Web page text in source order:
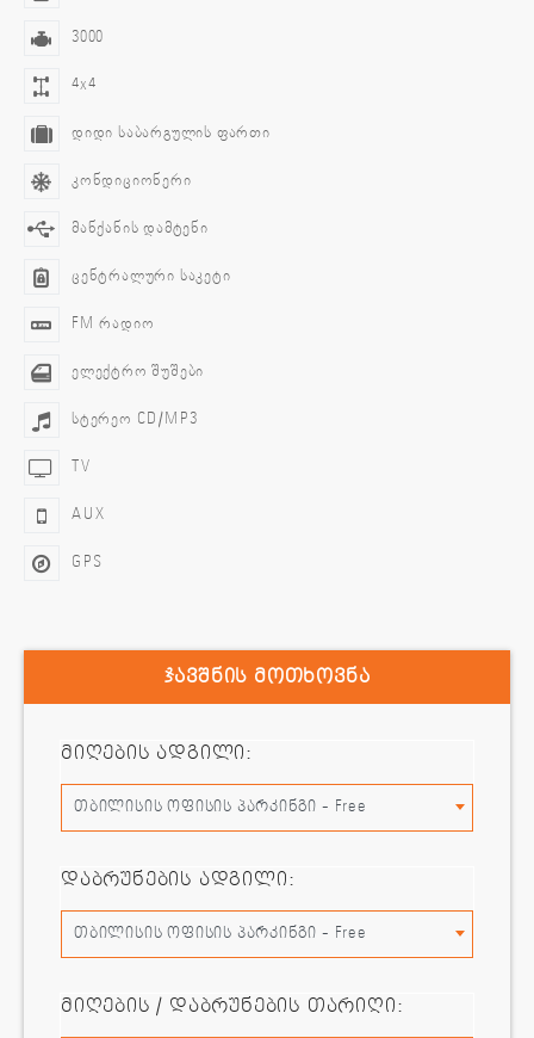
3000
4x4
დიდი საბარგულის ფართი
კონდიციონერი
მანქანის დამტენი
ცენტრალური საკეტი
FM რადიო
ელექტრო შუშები
სტერეო CD/MP3
TV
AUX
GPS
ჯავშნის მოთხოვნა
მიღების ადგილი:
თბილისის ოფისის პარკინგი - Free
დაბრუნების ადგილი:
თბილისის ოფისის პარკინგი - Free
მიღების / დაბრუნების თარიღი: